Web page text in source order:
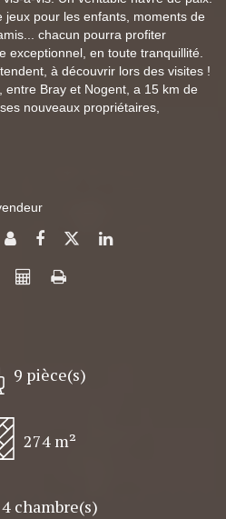
jeux pour les enfants, moments de
chacun pourra profiter
exceptionnel, en toute tranquillité.
à découvrir lors des visites !
entre Bray et Nogent, a 15 km de
nouveaux propriétaires,
9 pièce(s)
274 m²
4 chambre(s)